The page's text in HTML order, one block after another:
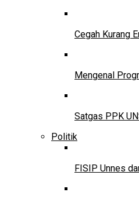
Cegah Kurang
Mengenal
Satgas PPK
Politik
FISIP Unnes